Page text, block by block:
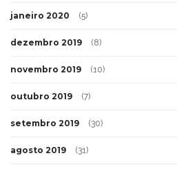
janeiro 2020 (5)
dezembro 2019 (8)
novembro 2019 (10)
outubro 2019 (7)
setembro 2019 (30)
agosto 2019 (31)